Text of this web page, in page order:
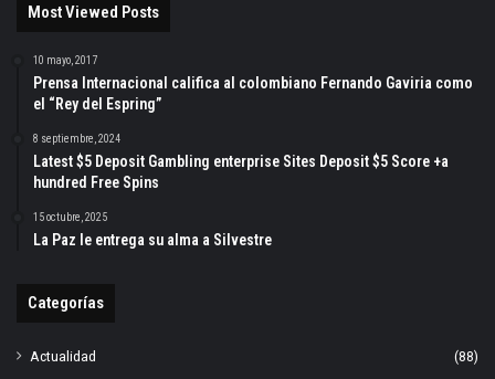
Most Viewed Posts
10 mayo, 2017
Prensa Internacional califica al colombiano Fernando Gaviria como
el “Rey del Espring”
8 septiembre, 2024
Latest $5 Deposit Gambling enterprise Sites Deposit $5 Score +a
hundred Free Spins
15 octubre, 2025
La Paz le entrega su alma a Silvestre
Categorías
Actualidad
(88)